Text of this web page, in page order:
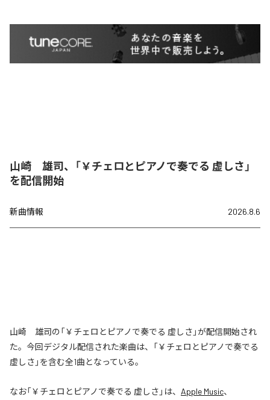
山崎 雄司、「￥チェロとピアノで奏でる 虚しさ」
を配信開始
新曲情報 2026.8.6
山崎 雄司の「￥チェロとピアノで奏でる 虚しさ」が配信開始され
た。今回デジタル配信された楽曲は、「￥チェロとピアノで奏でる
虚しさ」を含む全1曲となっている。
なお「￥チェロとピアノで奏でる 虚しさ 」は、 Apple Music、